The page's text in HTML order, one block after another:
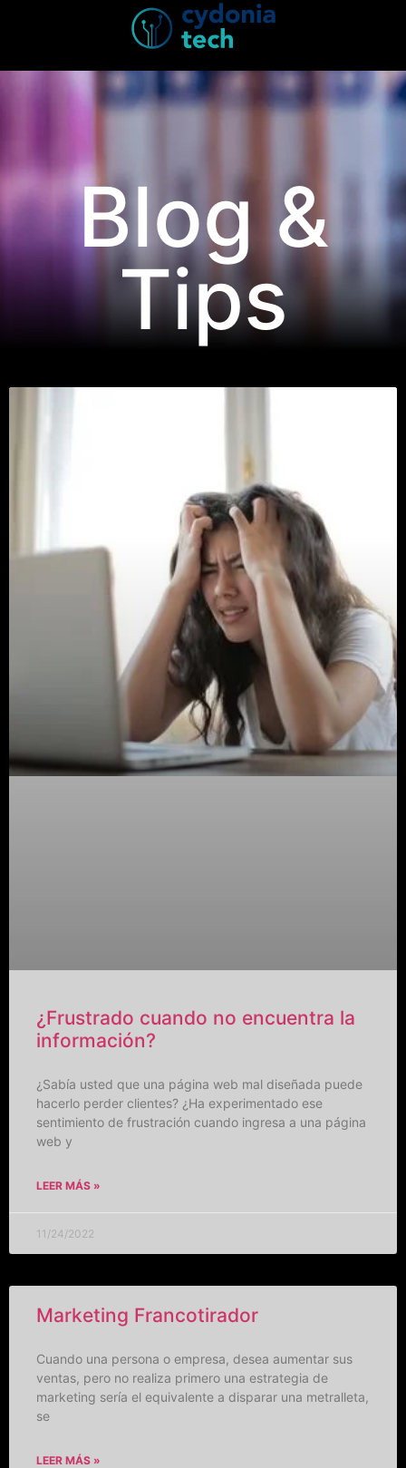
Blog &
Tips
¿Frustrado cuando no encuentra la
información?
¿Sabía usted que una página web mal diseñada puede
hacerlo perder clientes? ¿Ha experimentado ese
sentimiento de frustración cuando ingresa a una página
web y
LEER MÁS »
11/24/2022
Marketing Francotirador
Cuando una persona o empresa, desea aumentar sus
ventas, pero no realiza primero una estrategia de
marketing sería el equivalente a disparar una metralleta,
se
LEER MÁS »